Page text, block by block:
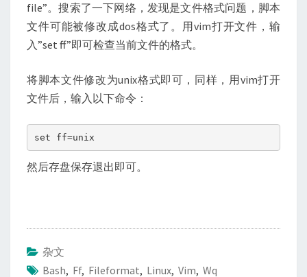
file”。搜索了一下网络，发现是文件格式问题，脚本
文件可能被修改成dos格式了。用vim打开文件，输
入”set ff”即可检查当前文件的格式。
将脚本文件修改为unix格式即可，同样，用vim打开
文件后，输入以下命令：
set ff=unix
然后存盘保存退出即可。
杂文
Bash, Ff, Fileformat, Linux, Vim, Wq